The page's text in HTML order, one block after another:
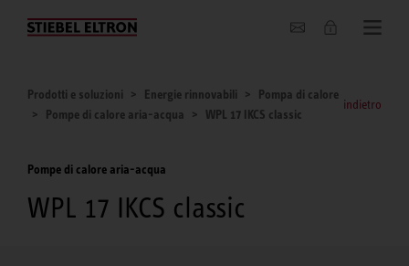
Chi siamo
Prodotti e soluzioni Energie rinnovabili
Pompa di calore
Pompe di calore aria-acqua
WPL 17 IKCS classic
indietro
Pompe di calore aria-acqua
WPL 17 IKCS classic